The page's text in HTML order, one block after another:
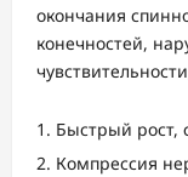
окончания
конечностей,
Быстрый рост,
Компрессия